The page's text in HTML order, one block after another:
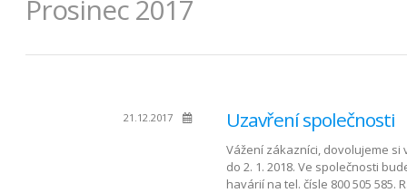
Prosinec 2017
21.12.2017 Uzavření společnosti
Vážení zákazníci, dovolujeme si
do 2. 1. 2018. Ve společnosti
havárií na tel. čísle 800 505